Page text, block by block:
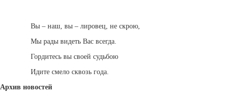
Вы – наш, вы – лировец, не скрою,
Мы рады видеть Вас всегда.
Гордитесь вы своей судьбою
Идите смело сквозь года.
Архив новостей